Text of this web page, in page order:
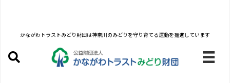
かながわトラストみどり財団は神奈川のみどりを守り育てる運動を推進しています